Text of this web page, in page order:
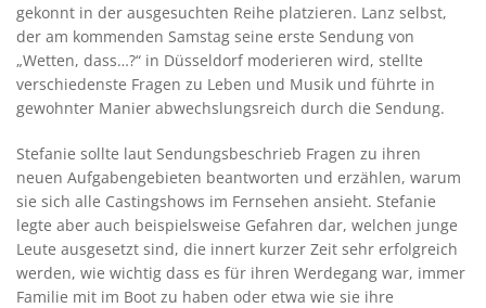
gekonnt in der ausgesuchten Reihe platzieren. Lanz selbst,
der am kommenden Samstag seine erste Sendung von
„Wetten, dass…?“ in Düsseldorf moderieren wird, stellte
verschiedenste Fragen zu Leben und Musik und führte in
gewohnter Manier abwechslungsreich durch die Sendung.
Stefanie sollte laut Sendungsbeschrieb Fragen zu ihren
neuen Aufgabengebieten beantworten und erzählen, warum
sie sich alle Castingshows im Fernsehen ansieht. Stefanie
legte aber auch beispielsweise Gefahren dar, welchen junge
Leute ausgesetzt sind, die innert kurzer Zeit sehr erfolgreich
werden, wie wichtig dass es für ihren Werdegang war, immer
Familie mit im Boot zu haben oder etwa wie sie ihre